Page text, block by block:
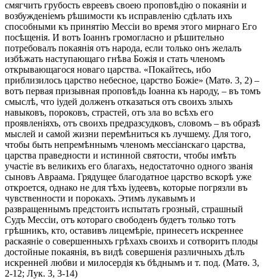
смягчить грубость евреевъ своею проповѣдію о покаяніи и
возбужденіемъ рѣшимости къ исправленію сдѣлать ихъ
способными къ принятію Мессіи во время этого мирнаго Его
посѣщенія. И вотъ Іоаннъ громогласно и рѣшительно
потребовалъ покаянія отъ народа, если только онъ желалъ
избѣжать наступающаго гнѣва Божія и стать членомъ
открывающагося новаго царства. «Покайтесь, ибо
приблизилось царство небесное, царство Божіе» (Матѳ. 3, 2) –
вотъ первая призывная проповѣдь Іоанна къ народу, – въ томъ
смыслѣ, что іудей долженъ отказаться отъ своихъ злыхъ
навыковъ, пороковъ, страстей, отъ зла во всѣхъ его
проявленіяхъ, отъ своихъ предразсудковъ, словомъ – въ образѣ
мыслей и самой жизни перемѣниться къ лучшему. Для того,
чтобы быть непремѣннымъ членомъ мессіанскаго царства,
царства праведности и истинной святости, чтобы имѣть
участіе въ великихъ его благахъ, недостаточно одного званія
сыновъ Авраама. Грядущее благодатное царство вскорѣ уже
откроется, однако не для тѣхъ іудеевъ, которые погрязли въ
чувственности и порокахъ. Этимъ лукавымъ и
развращеннымъ предстоитъ испытать грозный, страшный
Судъ Мессіи, отъ котораго свободенъ будетъ только тотъ
грѣшникъ, кто, оставивъ лицемѣріе, принесетъ искреннее
раскаяніе о совершенныхъ грѣхахъ своихъ и сотворитъ плоды
достойные покаянія, въ видѣ совершенія различныхъ дѣлъ
искренней любви и милосердія къ бѣднымъ и т. под. (Матѳ. 3,
2-12; Лук. 3, 3-14)